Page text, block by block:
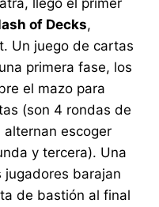
of Decks,
Un juego de cartas
primera fase, los
el mazo para
(son 4 rondas de
escoger
y tercera). Una
jugadores barajan
de bastión al final